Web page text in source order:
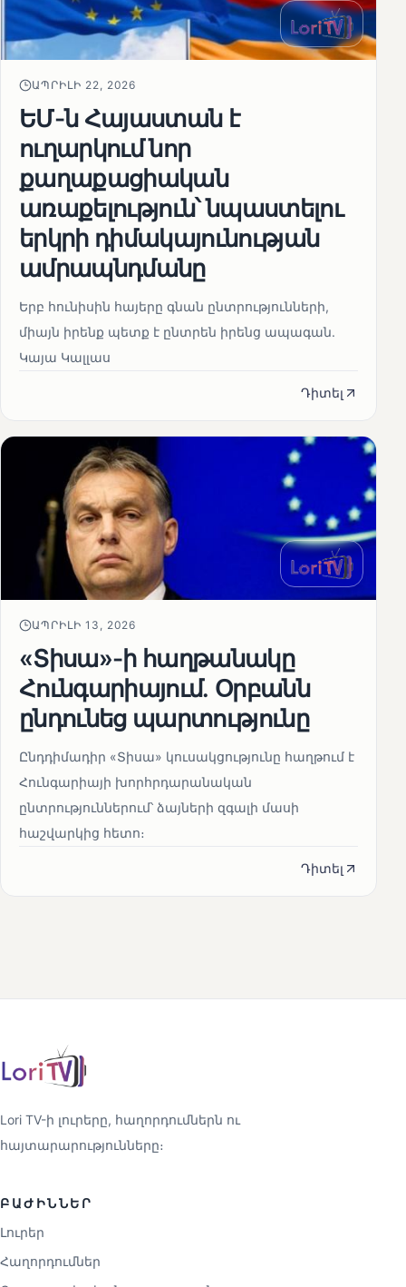
ԱՊՐԻԼԻ 22, 2026
ԵՄ-ն Հայաստան է
ուղարկում նոր
քաղաքացիական
առաքելություն՝ նպաստելու
երկրի դիմակայունության
ամրապնդմանը
Երբ հունիսին հայերը գնան ընտրությունների,
միայն իրենք պետք է ընտրեն իրենց ապագան.
Կայա Կալլաս
Դիտել
ԱՊՐԻԼԻ 13, 2026
«Տիսա»-ի հաղթանակը
Հունգարիայում․ Օրբանն
ընդունեց պարտությունը
Ընդդիմադիր «Տիսա» կուսակցությունը հաղթում է
Հունգարիայի խորհրդարանական
ընտրություններում՝ ձայների զգալի մասի
հաշվարկից հետո։
Դիտել
Lori TV-ի լուրերը, հաղորդումներն ու
հայտարարությունները։
ԲԱԺԻՆՆԵՐ
Լուրեր
Հաղորդումներ